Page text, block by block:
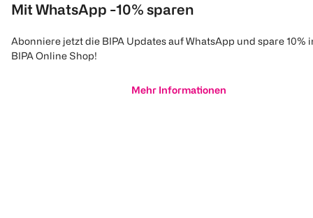
Mit WhatsApp -10% sparen
Abonniere jetzt die BIPA Updates auf WhatsApp und spare 10%
BIPA Online Shop!
Mehr Informationen